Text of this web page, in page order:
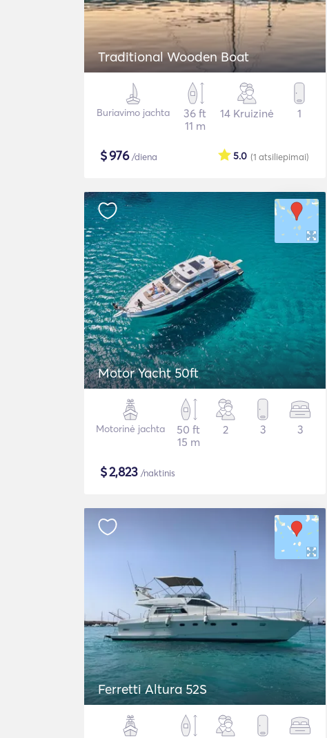
Traditional Wooden Boat
Buriavimo jachta
36 ft
11 m
14 Kruizinė 1
$976/diena (1 atsiliepimai)
5.0
Motor Yacht 50ft
Motorinė jachta
50 ft
15 m
2 3 3
$2,823 /naktinis
Ferretti Altura 52S